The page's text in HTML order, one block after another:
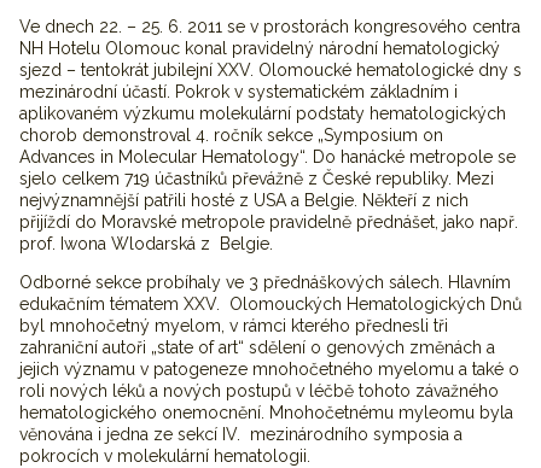
Ve dnech 22. – 25. 6. 2011 se v prostorách kongresového centra
NH Hotelu Olomouc konal pravidelný národní hematologický
sjezd – tentokrát jubilejní XXV. Olomoucké hematologické dny s
mezinárodní účastí. Pokrok v systematickém základním i
aplikovaném výzkumu molekulární podstaty hematologických
chorob demonstroval 4. ročník sekce „Symposium on
Advances in Molecular Hematology“. Do hanácké metropole se
sjelo celkem 719 účastníků převážně z České republiky. Mezi
nejvýznamnější patřili hosté z USA a Belgie. Někteří z nich
přijíždí do Moravské metropole pravidelně přednášet, jako např.
prof. Iwona Wlodarská z Belgie.
Odborné sekce probíhaly ve 3 přednáškových sálech. Hlavním
edukačním tématem XXV. Olomouckých Hematologických Dnů
byl mnohočetný myelom, v rámci kterého přednesli tři
zahraniční autoři „state of art“ sdělení o genových změnách a
jejich významu v patogeneze mnohočetného myelomu a také o
roli nových léků a nových postupů v léčbě tohoto závažného
hematologického onemocnění. Mnohočetnému myleomu byla
věnována i jedna ze sekcí IV. mezinárodního symposia a
pokrocích v molekulární hematologii.